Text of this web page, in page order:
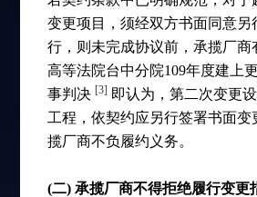
变更项目，须经双方书面同意另
行，则未完成协议前，承揽厂商
高等法院台中分院109年度建上
事判决 [3] 即认为，第二次变更
工程，依契约应另行签署书面变
揽厂商不负履约义务。
(二) 承揽厂商不得拒绝履行变更